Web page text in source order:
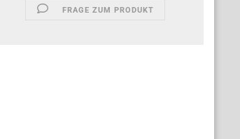
FRAGE ZUM PRODUKT